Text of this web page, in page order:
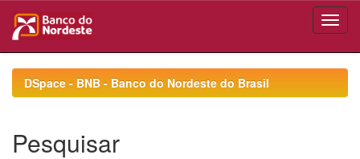
navigationDSpace - BNB - Banco do Nordeste do Brasil
Pesquisar